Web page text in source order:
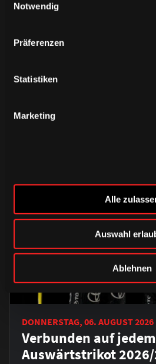
Notwendig
Präferenzen
Statistiken
Marketing
Alle
Auswahl
Ablehnen
Trainingsauftakt am
DONNERSTAG, 06. AUGUST 2026
Verbunden auf
Auswärtstrikot